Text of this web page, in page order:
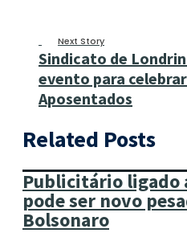
Next Story
Sindicato de
evento para
Aposentados
Related Posts
Publicitário ligado
pode ser novo
Bolsonaro